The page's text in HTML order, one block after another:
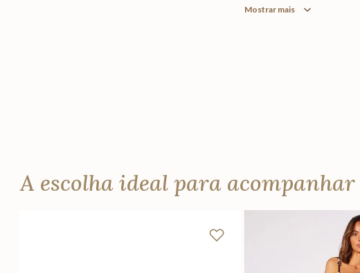
Mostrar mais
A escolha ideal para acompanhar